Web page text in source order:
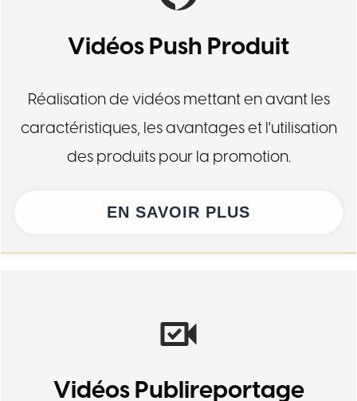
Vidéos Push Produit
Réalisation de vidéos mettant en avant les
caractéristiques, les avantages et l'utilisation
des produits pour la promotion.
EN SAVOIR PLUS
Vidéos Publireportage